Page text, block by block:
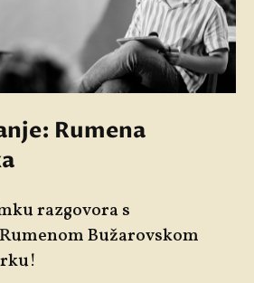
Rumena
razgovora s
Bužarovskom